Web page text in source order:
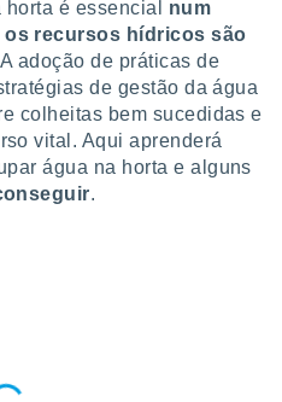
é essencial num
os recursos hídricos são
adoção de práticas de
de gestão da água
colheitas bem sucedidas e
vital. Aqui aprenderá
água na horta e alguns
.